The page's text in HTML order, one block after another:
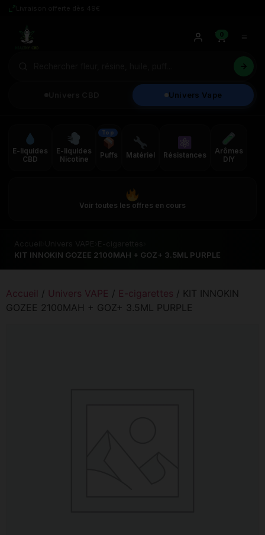
Univers Vape
0
E-liquides
CBD
E-liquides
Nicotine
Top
Puffs Matériel Résistances
Arômes
DIY
Voir toutes les offres en cours
KIT INNOKIN GOZEE 2100MAH + GOZ+ 3.5ML PURPLE
Accueil / Univers VAPE / E-cigarettes / KIT INNOKIN
GOZEE 2100MAH + GOZ+ 3.5ML PURPLE